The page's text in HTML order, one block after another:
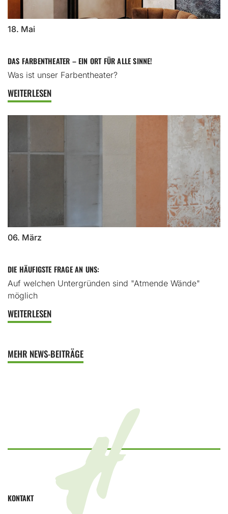
18. Mai
DAS FARBENTHEATER – EIN ORT FÜR ALLE SINNE!
Was ist unser Farbentheater?
WEITERLESEN
06. März
DIE HÄUFIGSTE FRAGE AN UNS:
Auf welchen Untergründen sind "Atmende Wände"
möglich
WEITERLESEN
MEHR NEWS-BEITRÄGE
KONTAKT